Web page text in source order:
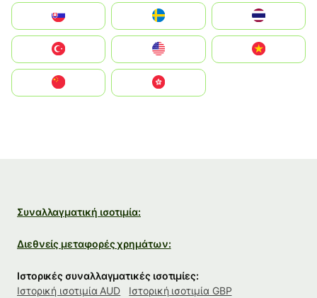
United States
中國香港特別行政區
Συναλλαγματική ισοτιμία:
Διεθνείς μεταφορές χρημάτων:
Ιστορικές συναλλαγματικές ισοτιμίες:
Ιστορική ισοτιμία AUD
Ιστορική ισοτιμία GBP